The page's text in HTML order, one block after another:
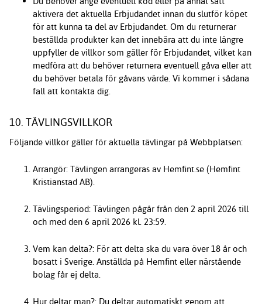
aktivera det aktuella Erbjudandet innan du slutför köpet
för att kunna ta del av Erbjudandet. Om du returnerar
beställda produkter kan det innebära att du inte längre
uppfyller de villkor som gäller för Erbjudandet, vilket kan
medföra att du behöver returnera eventuell gåva eller att
du behöver betala för gåvans värde. Vi kommer i sådana
fall att kontakta dig.
10. TÄVLINGSVILLKOR
Följande villkor gäller för aktuella tävlingar på Webbplatsen:
Arrangör: Tävlingen arrangeras av Hemfint.se (Hemfint
Kristianstad AB).
Tävlingsperiod: Tävlingen pågår från den 2 april 2026 till
och med den 6 april 2026 kl. 23:59.
Vem kan delta?: För att delta ska du vara över 18 år och
bosatt i Sverige. Anställda på Hemfint eller närstående
bolag får ej delta.
Hur deltar man?: Du deltar automatiskt genom att